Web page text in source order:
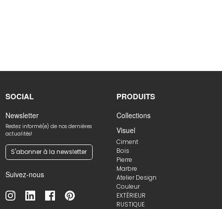
SOCIAL
Newsletter
Restez informé(e) de nos dernières
actualités!
S'abonner à la newsletter
Suivez-nous
PRODUITS
Collections
Visuel
Ciment
Bois
Pierre
Marbre
Atelier Design
Couleur
EXTÉRIEUR
RUSTIQUE